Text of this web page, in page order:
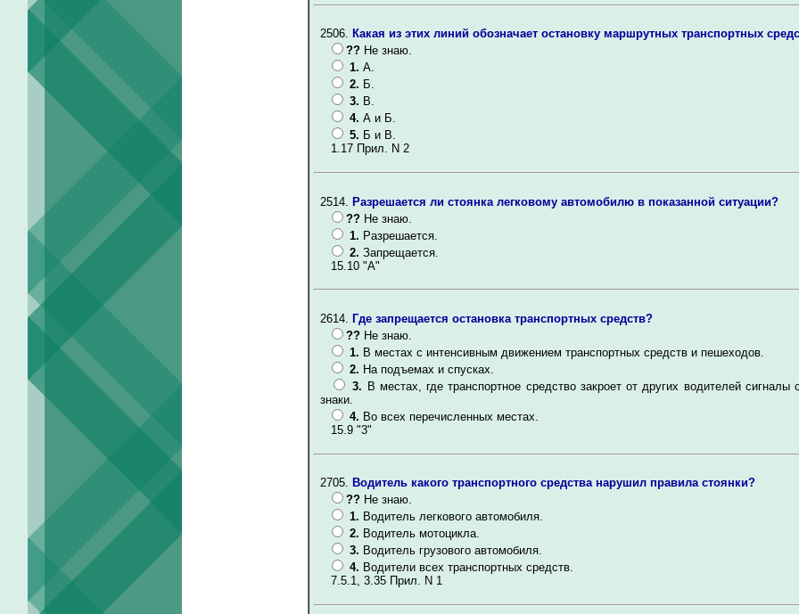
2506. Какая из этих линий обозначает остановку маршрутных транспортных
?? Не знаю.
1. А.
2. Б.
3. В.
4. А и Б.
5. Б и В.
1.17 Прил. N 2
2514. Разрешается ли стоянка легковому автомобилю в показанной ситуации?
?? Не знаю.
1. Разрешается.
2. Запрещается.
15.10 "А"
2614.
Где запрещается остановка транспортных средств?
?? Не знаю.
1. В местах с интенсивным движением транспортных средств и пешеходов.
2. На подъемах и спусках.
3. В местах, где транспортное средство закроет от других водителей
знаки.
4. Во всех перечисленных местах.
15.9 "3"
2705. Водитель какого транспортного средства нарушил правила стоянки?
?? Не знаю.
1. Водитель легкового автомобиля.
2. Водитель мотоцикла.
3. Водитель грузового автомобиля.
4. Водители всех транспортных средств.
7.5.1, 3.35 Прил. N 1